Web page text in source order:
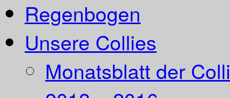
Regenbogen
Unsere Collies
Monatsblatt der